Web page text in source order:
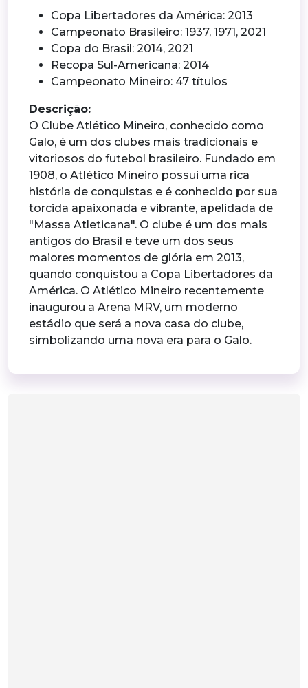
Copa Libertadores da América: 2013
Campeonato Brasileiro: 1937, 1971, 2021
Copa do Brasil: 2014, 2021
Recopa Sul-Americana: 2014
Campeonato Mineiro: 47 títulos
Descrição:
O Clube Atlético Mineiro, conhecido como
Galo, é um dos clubes mais tradicionais e
vitoriosos do futebol brasileiro. Fundado em
1908, o Atlético Mineiro possui uma rica
história de conquistas e é conhecido por sua
torcida apaixonada e vibrante, apelidada de
"Massa Atleticana". O clube é um dos mais
antigos do Brasil e teve um dos seus
maiores momentos de glória em 2013,
quando conquistou a Copa Libertadores da
América. O Atlético Mineiro recentemente
inaugurou a Arena MRV, um moderno
estádio que será a nova casa do clube,
simbolizando uma nova era para o Galo.